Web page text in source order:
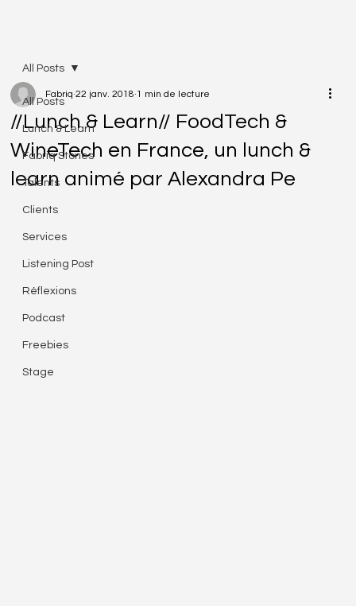
All Posts
Lunch & Learn
Fabriq Stories
Talents
Clients
Services
Listening Post
Réflexions
Podcast
Freebies
Stage
All Posts
//Lunch & Learn// FoodTech &
WineTech en France, un lunch &
learn animé par Alexandra Pe
Fabriq 22 janv. 2018 1 min de lecture